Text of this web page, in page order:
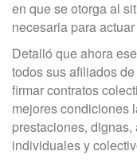
en que se otorga al
necesaria para
Detalló que ahora
todos sus afiliados
firmar contratos
mejores condiciones
prestaciones,
individuales y